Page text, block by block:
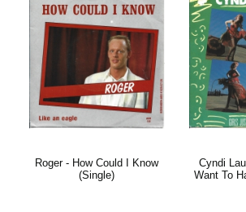
Roger - How Could I Know
(Single)
Cyndi
Want To